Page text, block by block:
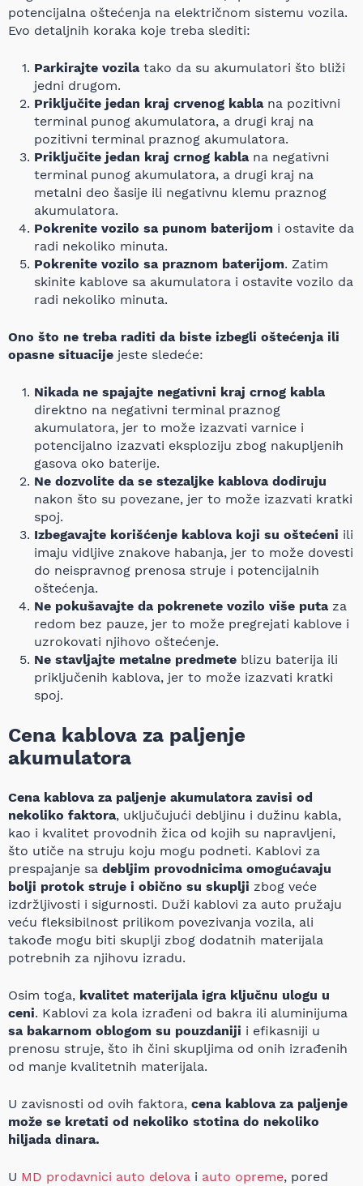
potencijalna oštećenja na električnom sistemu vozila.
Evo detaljnih koraka koje treba slediti:
Parkirajte vozilatako da su akumulatori što bliži
jedni drugom.
Priključite jedan kraj crvenog kablana pozitivni
terminal punog akumulatora, a drugi kraj na
pozitivni terminal praznog akumulatora.
Priključite jedan kraj crnog kablana negativni
terminal punog akumulatora, a drugi kraj na
metalni deo šasije ili negativnu klemu praznog
akumulatora.
Pokrenite vozilo sa punom baterijom i ostavite da
radi nekoliko minuta.
Pokrenite vozilo sa praznom baterijom. Zatim
skinite kablove sa akumulatora i ostavite vozilo da
radi nekoliko minuta.
Ono što ne treba raditi da biste izbegli oštećenja ili
opasne situacije jeste sledeće:
Nikada ne spajajte negativni kraj crnog kabla
direktno na negativni terminal praznog
akumulatora, jer to može izazvati varnice i
potencijalno izazvati eksploziju zbog nakupljenih
gasova oko baterije.
Ne dozvolite da se stezaljke kablova dodiruju
nakon što su povezane, jer to može izazvati kratki
spoj.
Izbegavajte korišćenje kablova koji su oštećeni ili
imaju vidljive znakove habanja, jer to može dovesti
do neispravnog prenosa struje i potencijalnih
oštećenja.
Ne pokušavajte da pokrenete vozilo više putaza
redom bez pauze, jer to može pregrejati kablove i
uzrokovati njihovo oštećenje.
Ne stavljajte metalne predmete blizu baterija ili
priključenih kablova, jer to može izazvati kratki
spoj.
Cena kablova za paljenje
akumulatora
Cena kablova za paljenje akumulatora zavisi od
nekoliko faktora, uključujući debljinu i dužinu kabla,
kao i kvalitet provodnih žica od kojih su napravljeni,
što utiče na struju koju mogu podneti. Kablovi za
prespajanje sa debljim provodnicima omogućavaju
bolji protok struje i obično su skuplji zbog veće
izdržljivosti i sigurnosti. Duži kablovi za auto pružaju
veću fleksibilnost prilikom povezivanja vozila, ali
takođe mogu biti skuplji zbog dodatnih materijala
potrebnih za njihovu izradu.
Osim toga, kvalitet materijala igra ključnu ulogu u
ceni. Kablovi za kola izrađeni od bakra ili aluminijuma
sa bakarnom oblogom su pouzdaniji i efikasniji u
prenosu struje, što ih čini skupljima od onih izrađenih
od manje kvalitetnih materijala.
U zavisnosti od ovih faktora, cena kablova za paljenje
može se kretati od nekoliko stotina do nekoliko
hiljada dinara.
U MD prodavnici auto delova i auto opreme, pored